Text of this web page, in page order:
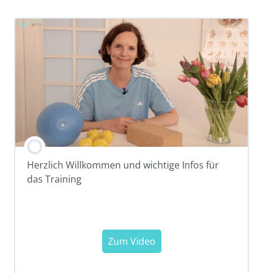
Herzlich Willkommen und wichtige Infos für
das Training